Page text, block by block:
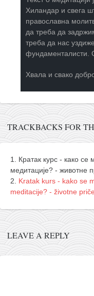
Хиландар и свега
православна
да треба да
треба да нас
фундаменталисти.
Хвала и свако
TRACKBACKS FOR
Кратак курс - како се
медитације? - животне
Kratak kurs - kako se
meditacije? - životne
LEAVE A REPLY